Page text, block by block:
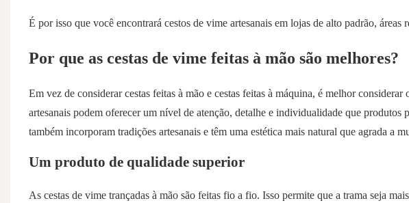
É por isso que você encontrará cestos de vime artesanais em lojas de alto padrão, áreas
Por que as cestas de vime feitas à mão são melhores?
Em vez de considerar cestas feitas à mão e cestas feitas à máquina, é melhor
artesanais podem oferecer um nível de atenção, detalhe e individualidade que produtos
também incorporam tradições artesanais e têm uma estética mais natural que agrada a
Um produto de qualidade superior
As cestas de vime trançadas à mão são feitas fio a fio. Isso permite que a trama seja